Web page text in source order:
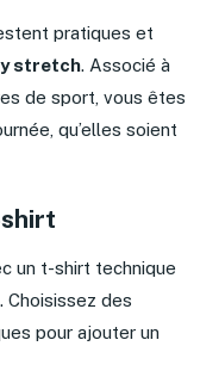
pratiques et
stretch. Associé à
de sport, vous êtes
qu’elles soient
un t-shirt technique
des
pour ajouter un